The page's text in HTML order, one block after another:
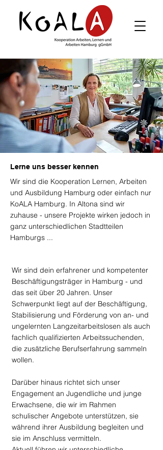
Lerne uns besser kennen
Wir sind die Kooperation Lernen, Arbeiten
und Ausbildung Hamburg oder einfach nur
KoALA Hamburg. In Altona sind wir
zuhause - unsere Projekte wirken jedoch in
ganz unterschiedlichen Stadtteilen
Hamburgs ...
Wir sind dein erfahrener und kompetenter
Beschäftigungsträger in Hamburg - und
das seit über 20 Jahren. Unser
Schwerpunkt liegt auf der Beschäftigung,
Stabilisierung und Förderung von an- und
ungelernten Langzeitarbeitslosen als auch
fachlich qualifizierten Arbeitssuchenden,
die zusätzliche Berufserfahrung sammeln
wollen.
Darüber hinaus richtet sich unser
Engagement an Jugendliche und junge
Erwachsene, die wir im Rahmen
schulischer Angebote unterstützen, sie
während ihrer Ausbildung begleiten und
sie im Anschluss vermitteln.